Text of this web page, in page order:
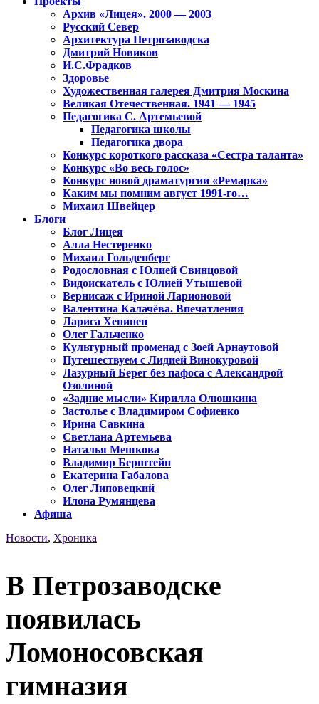
Архив «Лицея». 2000 — 2003
Русский Север
Архитектура Петрозаводска
Дмитрий Новиков
И.С.Фрадков
Здоровье
Художественная галерея Дмитрия Москина
Великая Отечественная. 1941 — 1945
Педагогика С. Артемьевой
Педагогика школы
Педагогика двора
Конкурс короткого рассказа «Сестра таланта»
Конкурс «Во весь голос»
Конкурс новой драматургии «Ремарка»
Каким мы помним август 1991-го…
Михаил Швейцер
Блоги
Блог Лицея
Алла Нестеренко
Михаил Гольденберг
Родословная с Юлией Свинцовой
Видоискатель с Юлией Утышевой
Вернисаж с Ириной Ларионовой
Валентина Калачёва. Впечатления
Лариса Хенинен
Олег Гальченко
Культурный променад с Зоей Арнаутовой
Путешествуем с Лидией Винокуровой
Лазурный Берег без пафоса с Александрой
Озолиной
«Задние мысли» Кирилла Олюшкина
Застолье с Владимиром Софиенко
Ирина Савкина
Светлана Артемьева
Наталья Мешкова
Владимир Берштейн
Екатерина Габалова
Олег Липовецкий
Илона Румянцева
Афиша
Новости, Хроника
В Петрозаводске
появилась
Ломоносовская
гимназия